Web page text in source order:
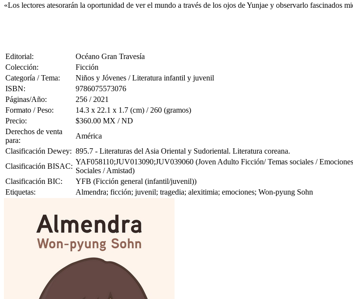
«Los lectores atesorarán la oportunidad de ver el mundo a través de los ojos de Yunjae y observarlo fascinados
Editorial:
Océano Gran Travesía
Colección:
Ficción
Categoría / Tema:
Niños y Jóvenes / Literatura infantil y juvenil
ISBN:
9786075573076
Páginas/Año:
256 / 2021
Formato / Peso:
14.3 x 22.1 x 1.7 (cm) / 260 (gramos)
Precio:
$360.00 MX / ND
Derechos de venta
para:
América
Clasificación Dewey: 895.7 - Literaturas del Asia Oriental y Sudoriental. Literatura coreana.
Clasificación BISAC:
YAF058110;JUV013090;JUV039060 (Joven Adulto Ficción/ Temas sociales /
Sociales / Amistad)
Clasificación BIC:
YFB (Ficción general (infantil/juvenil))
Etiquetas:
Almendra; ficción; juvenil; tragedia; alexitimia; emociones; Won-pyung Sohn